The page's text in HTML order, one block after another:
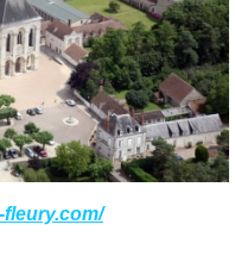
fleury.com/